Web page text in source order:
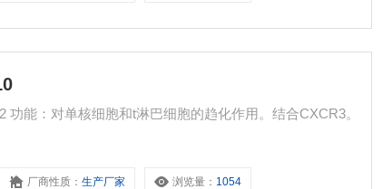
能：对单核细胞和t淋巴细胞的趋化作用。结合CXCR3。
厂商性质：生产厂家 浏览量： 1054